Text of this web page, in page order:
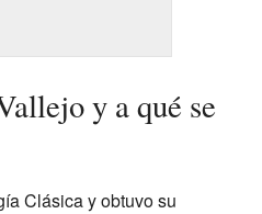
y a qué se
Clásica y obtuvo su